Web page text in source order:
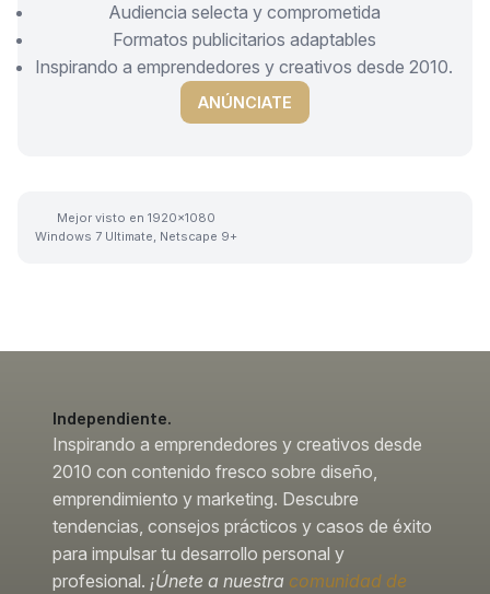
Audiencia selecta y comprometida
Formatos publicitarios adaptables
Inspirando a emprendedores y creativos desde 2010.
ANÚNCIATE
Mejor visto en 1920x1080
Windows 7 Ultimate, Netscape 9+
Independiente.
Inspirando a emprendedores y creativos desde
2010 con contenido fresco sobre diseño,
emprendimiento y marketing. Descubre
tendencias, consejos prácticos y casos de éxito
para impulsar tu desarrollo personal y
profesional. ¡Únete a nuestra comunidad de